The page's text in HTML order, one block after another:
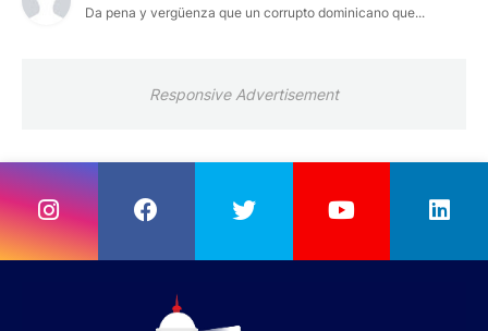
Da pena y vergüenza que un corrupto dominicano que...
Responsive Advertisement